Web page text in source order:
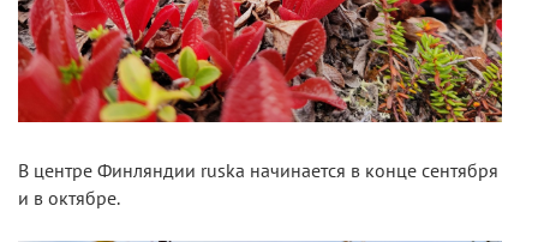
В центре Финляндии ruska начинается в конце сентября
и в октябре.